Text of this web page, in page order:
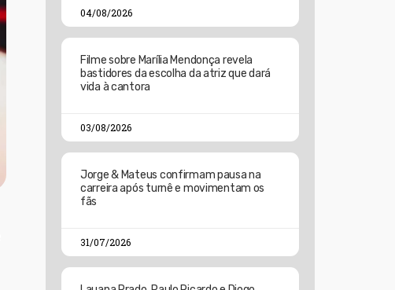
04/08/2026
Filme sobre Marília Mendonça revela
bastidores da escolha da atriz que dará
vida à cantora
03/08/2026
Jorge & Mateus confirmam pausa na
carreira após turnê e movimentam os
fãs
31/07/2026